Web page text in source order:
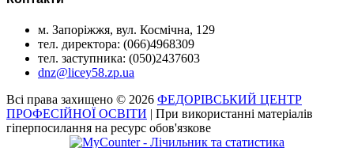
м. Запоріжжя, вул. Космічна, 129
тел. директора: (066)4968309
тел. заступника: (050)2437603
dnz@licey58.zp.ua
Всі права захищено © 2026 ФЕДОРІВСЬКИЙ ЦЕНТР
ПРОФЕСІЙНОЇ ОСВІТИ | При використанні матеріалів
гіперпосилання на ресурс обов'язкове